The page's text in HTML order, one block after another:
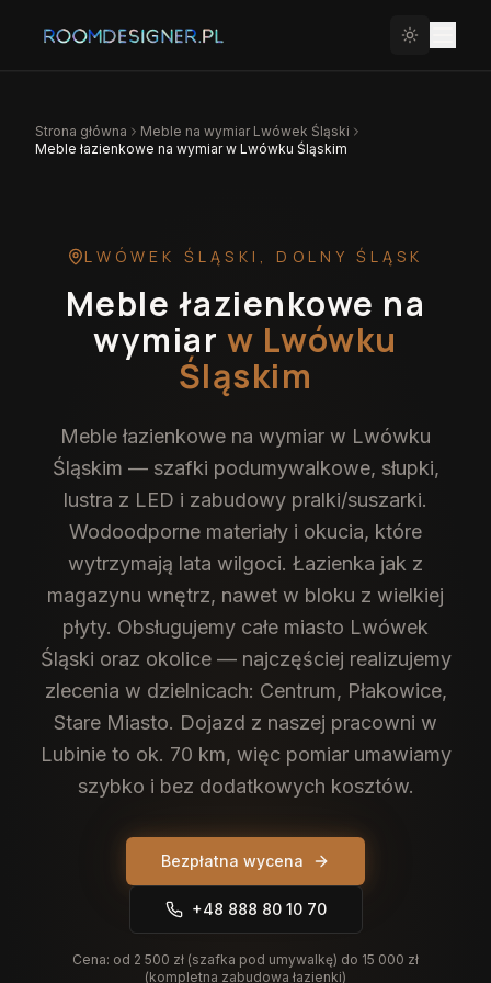
Strona główna Meble na wymiar Lwówek Śląski
Meble łazienkowe na wymiar w Lwówku Śląskim
LWÓWEK ŚLĄSKI , DOLNY ŚLĄSK
Meble łazienkowe na
wymiar w Lwówku
Śląskim
Meble łazienkowe na wymiar w Lwówku
Śląskim — szafki podumywalkowe, słupki,
lustra z LED i zabudowy pralki/suszarki.
Wodoodporne materiały i okucia, które
wytrzymają lata wilgoci. Łazienka jak z
magazynu wnętrz, nawet w bloku z wielkiej
płyty. Obsługujemy całe miasto Lwówek
Śląski oraz okolice — najczęściej realizujemy
zlecenia w dzielnicach: Centrum, Płakowice,
Stare Miasto. Dojazd z naszej pracowni w
Lubinie to ok. 70 km, więc pomiar umawiamy
szybko i bez dodatkowych kosztów.
Bezpłatna wycena
+48 888 80 10 70
Cena: od 2 500 zł (szafka pod umywalkę) do 15 000 zł
(kompletna zabudowa łazienki)